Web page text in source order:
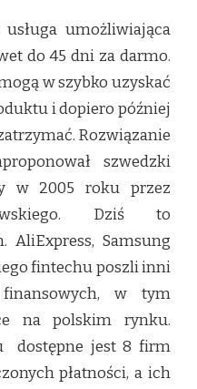
umożliwiająca
do 45 dni za darmo.
w szybko uzyskać
i dopiero później
Rozwiązanie
szwedzki
w 2005 roku przez
Dziś to
AliExpress, Samsung
fintechu poszli inni
w tym
na polskim rynku.
dostępne jest 8 firm
płatności, a ich